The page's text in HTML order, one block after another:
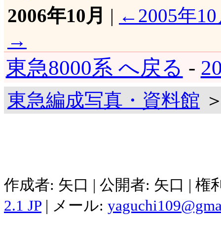
2006年10月 | ←2005年10
→
東急8000系 へ戻る -
東急編成写真・資料館
作成者: 矢口 | 公開者: 矢口 |
2.1 JP | メール: